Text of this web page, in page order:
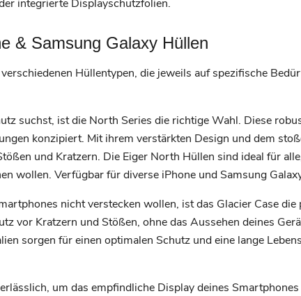
integrierte Displayschutzfolien.
& Samsung Galaxy Hüllen
Hüllentypen, die jeweils auf spezifische
suchst, ist die North Series die richtige Wahl. Diese
konzipiert. Mit ihrem verstärkten Design und dem
und Kratzern. Die Eiger North Hüllen sind ideal für
wollen. Verfügbar für diverse iPhone und Samsung
nicht verstecken wollen, ist das Glacier Case
vor Kratzern und Stößen, ohne das Aussehen deines
sorgen für einen optimalen Schutz und eine lange
um das empfindliche Display deines